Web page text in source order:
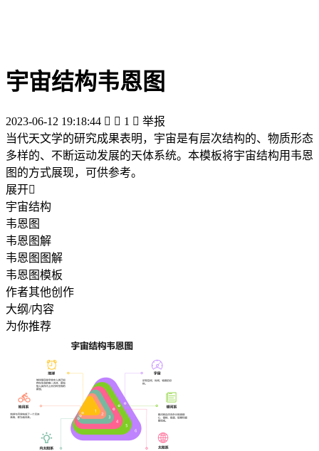
宇宙结构韦恩图
2023-06-12 19:18:44   1  举报
当代天文学的研究成果表明，宇宙是有层次结构的、物质形态
多样的、不断运动发展的天体系统。本模板将宇宙结构用韦恩
图的方式展现，可供参考。
展开
宇宙结构
韦恩图
韦恩图解
韦恩图图解
韦恩图模板
作者其他创作
大纲/内容
为你推荐